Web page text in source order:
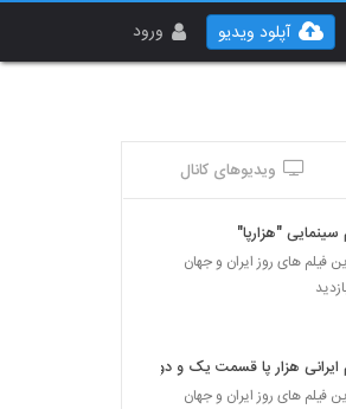
ورود آپلود ویدیو
ویدیوهای کانال
سینمایی "هزارپا"
فیلم های روز ایران و جهان
ایرانی هزار پا قسمت یک و دو
فیلم های روز ایران و جهان